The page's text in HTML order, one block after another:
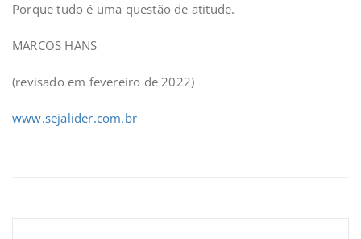
Porque tudo é uma questão de atitude.
MARCOS HANS
(revisado em fevereiro de 2022)
www.sejalider.com.br